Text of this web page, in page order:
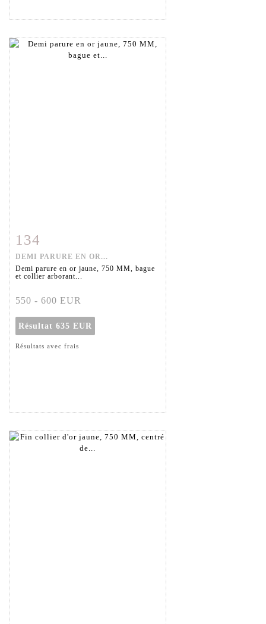
Fiche détaillée
134
DEMI PARURE EN OR...
Demi parure en or jaune, 750 MM, bague
et collier arborant...
550 - 600 EUR
Résultat 635 EUR
Résultats avec frais